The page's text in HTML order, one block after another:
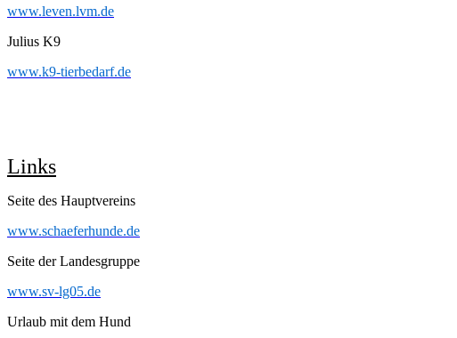
www.leven.lvm.de
Julius K9
www.k9-tierbedarf.de
Links
Seite des Hauptvereins
www.schaeferhunde.de
Seite der Landesgruppe
www.sv-lg05.de
Urlaub mit dem Hund